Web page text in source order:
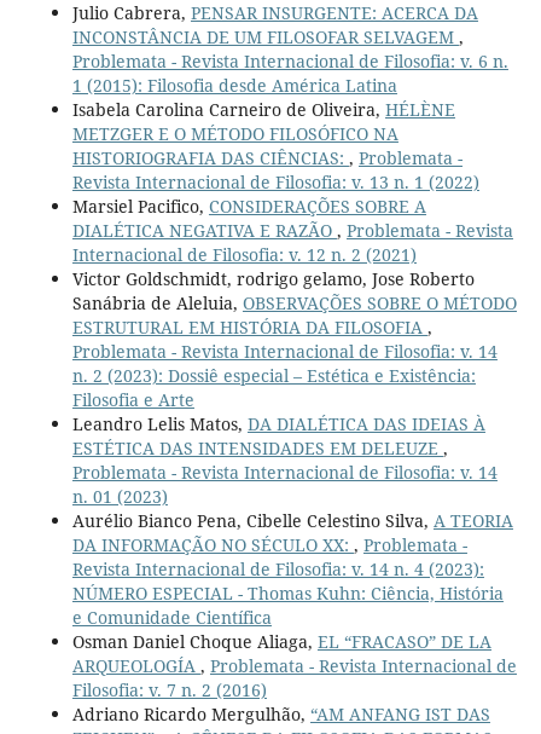
Julio Cabrera, PENSAR INSURGENTE: ACERCA DA
INCONSTÂNCIA DE UM FILOSOFAR SELVAGEM ,
Problemata - Revista Internacional de Filosofia: v. 6 n.
1 (2015): Filosofia desde América Latina
Isabela Carolina Carneiro de Oliveira, HÉLÈNE
METZGER E O MÉTODO FILOSÓFICO NA
HISTORIOGRAFIA DAS CIÊNCIAS: , Problemata -
Revista Internacional de Filosofia: v. 13 n. 1 (2022)
Marsiel Pacifico, CONSIDERAÇÕES SOBRE A
DIALÉTICA NEGATIVA E RAZÃO , Problemata - Revista
Internacional de Filosofia: v. 12 n. 2 (2021)
Victor Goldschmidt, rodrigo gelamo, Jose Roberto
Sanábria de Aleluia, OBSERVAÇÕES SOBRE O MÉTODO
ESTRUTURAL EM HISTÓRIA DA FILOSOFIA ,
Problemata - Revista Internacional de Filosofia: v. 14
n. 2 (2023): Dossiê especial – Estética e Existência:
Filosofia e Arte
Leandro Lelis Matos, DA DIALÉTICA DAS IDEIAS À
ESTÉTICA DAS INTENSIDADES EM DELEUZE ,
Problemata - Revista Internacional de Filosofia: v. 14
n. 01 (2023)
Aurélio Bianco Pena, Cibelle Celestino Silva, A TEORIA
DA INFORMAÇÃO NO SÉCULO XX: , Problemata -
Revista Internacional de Filosofia: v. 14 n. 4 (2023):
NÚMERO ESPECIAL - Thomas Kuhn: Ciência, História
e Comunidade Científica
Osman Daniel Choque Aliaga, EL “FRACASO” DE LA
ARQUEOLOGÍA , Problemata - Revista Internacional de
Filosofia: v. 7 n. 2 (2016)
Adriano Ricardo Mergulhão, “AM ANFANG IST DAS